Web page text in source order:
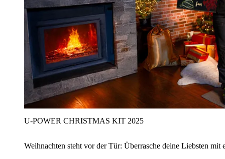
U‑POWER CHRISTMAS KIT 2025
Weihnachten steht vor der Tür: Überrasche deine Liebsten